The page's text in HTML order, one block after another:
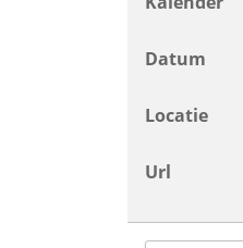
Datum
Locatie
Url